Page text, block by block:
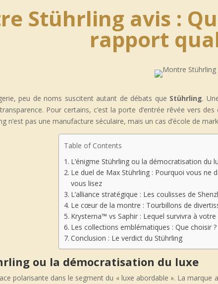
Stührling avis :
rapport
peu de noms suscitent autant de débats que Stührling.
Pour certains, c’est la porte d’entrée rêvée vers
n’est pas une manufacture séculaire, mais un cas d’école de
Table of Contents
L’énigme Stührling ou la démocratisation du
Le duel de Max Stührling : Pourquoi vous ne
vous lisez
L’alliance stratégique : Les coulisses de
Le cœur de la montre : Tourbillons de
Krysterna™ vs Saphir : Lequel survivra à
Les collections emblématiques : Que choisir ?
Conclusion : Le verdict du Stührling
ou la démocratisation du luxe
polarisante dans le segment du « luxe abordable ». La